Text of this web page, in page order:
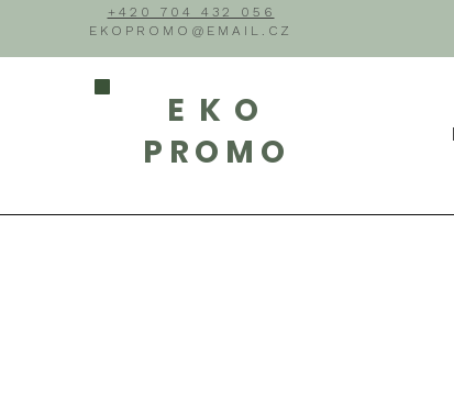
+420 704 432 056
EKOPROMO@EMAIL.CZ
EKO
PROMO